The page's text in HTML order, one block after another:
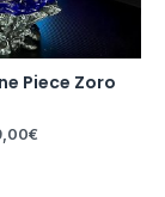
Piece Zoro
€